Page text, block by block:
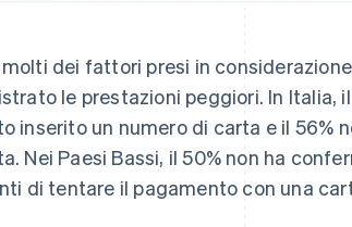
dei fattori presi in
le prestazioni peggiori. In Italia,
inserito un numero di carta e il 56%
Nei Paesi Bassi, il 50% non ha
di tentare il pagamento con una